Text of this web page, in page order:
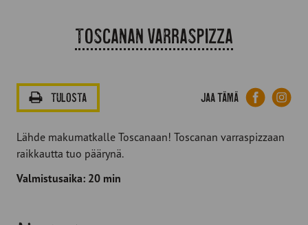
Toscanan varraspizza
TULOSTA Jaa tämä Facebook
Lähde makumatkalle Toscanaan! Toscanan varraspizzaan
raikkautta tuo päärynä.
Valmistusaika: 20 min